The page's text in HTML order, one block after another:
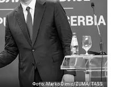
Фото: Marko Dimic/ZUMA/TASS